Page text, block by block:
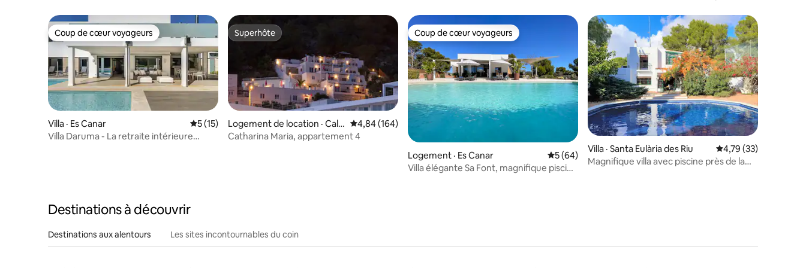
Coup de cœur voyageurs
Coup de cœur voyageurs
Villa · Es Canar Note moyenne de 5 sur 5, 15 commentaires
5 (15)
Villa Daruma - La retraite intérieure
Superhôte
Superhôte
Logement de location · Cala
Llonga
Note moyenne de 4,84 sur 5, 164 commentaires
4,84 (164)
Catharina Maria, appartement 4
Coup de cœur voyageurs
Coup de cœur voyageurs
Logement · Es Canar Note moyenne de 5 sur 5, 64 commentaires
5 (64)
Villa élégante Sa Font, magnifique piscine
Villa · Santa Eulària des Riu Note moyenne de
4,79 (33)
Magnifique villa avec piscine près de la
Destinations à découvrir
Destinations aux alentours Les sites incontournables du coin